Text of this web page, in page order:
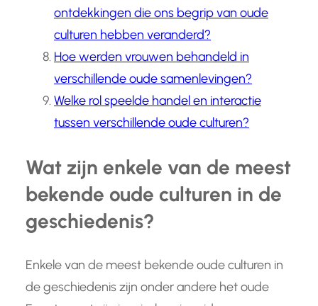
ontdekkingen die ons begrip van oude
culturen hebben veranderd?
Hoe werden vrouwen behandeld in
verschillende oude samenlevingen?
Welke rol speelde handel en interactie
tussen verschillende oude culturen?
Wat zijn enkele van de meest
bekende oude culturen in de
geschiedenis?
Enkele van de meest bekende oude culturen in
de geschiedenis zijn onder andere het oude